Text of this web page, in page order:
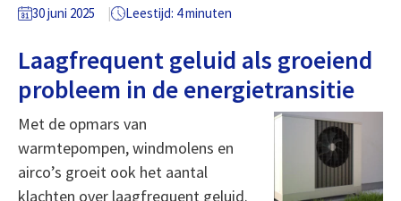
30 juni 2025 Leestijd: 4 minuten
Laagfrequent geluid als groeiend
probleem in de energietransitie
Met de opmars van
warmtepompen, windmolens en
airco’s groeit ook het aantal
klachten over laagfrequent geluid.